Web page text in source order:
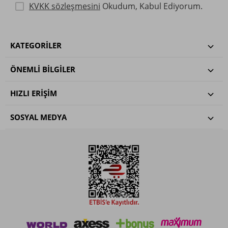
KVKK sözleşmesini Okudum, Kabul Ediyorum.
KATEGORILER
ÖNEMLI BILGILER
HIZLI ERIŞIM
SOSYAL MEDYA